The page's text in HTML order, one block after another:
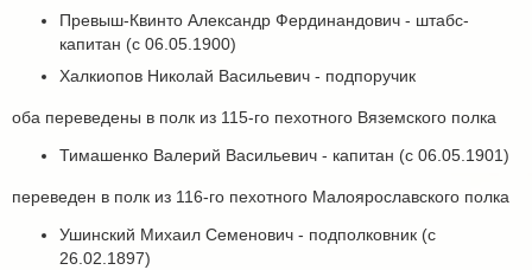
Превыш-Квинто Александр Фердинандович - штабс-
капитан (с 06.05.1900)
Халкиопов Николай Васильевич - подпоручик
оба переведены в полк из 115-го пехотного Вяземского полка
Тимашенко Валерий Васильевич - капитан (с 06.05.1901)
переведен в полк из 116-го пехотного Малоярославского полка
Ушинский Михаил Семенович - подполковник (с
26.02.1897)